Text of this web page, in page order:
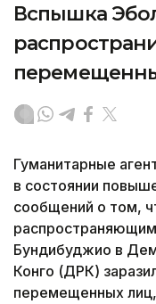
Вспышка
Гуманитарные
в состоянии
сообщений о том,
Бундибуджио в
Конго (ДРК)
перемещенных